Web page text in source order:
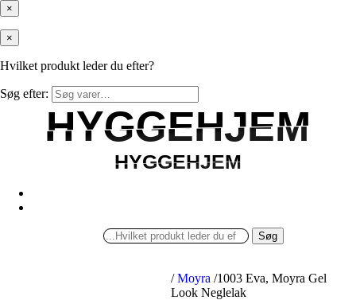
×
×
Hvilket produkt leder du efter?
Søg efter:
HYGGEHJEM
HYGGEHJEM
HYGGEHJEM
HYGGEHJEM
Søg
/ Moyra /1003 Eva, Moyra Gel
Look Neglelak